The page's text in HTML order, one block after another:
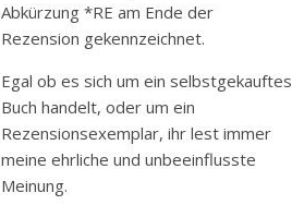
Abkürzung *RE am Ende der
Rezension gekennzeichnet.
Egal ob es sich um ein selbstgekauftes
Buch handelt, oder um ein
Rezensionsexemplar, ihr lest immer
meine ehrliche und unbeeinflusste
Meinung.